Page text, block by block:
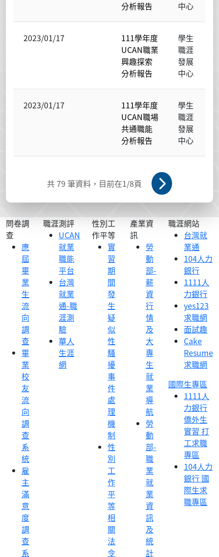
分析報告 中心
2023/01/17
111學年度
UCAN職業
興趣探索
分析報告
學生
職涯
發展
中心
2023/01/17
111學年度
UCAN職場
共通職能
分析報告
學生
職涯
發展
中心
共79 筆資料，目前在1/8頁
問卷調
查
應
屆
畢
業
生
流
向
調
查
畢
業
校
友
流
向
調
查
系
統
雇
主
滿
意
度
調
查
系
職涯測評
UCAN
就業
職能
平台
台灣
就業
通-職
涯測
驗
華人
生涯
網
性別工
作平等
實
習
期
間
發
生
疑
似
性
騷
擾
事
件
處
理
機
制
性
別
工
作
平
等
相
關
法
令
產業資
訊
勞
動
部-
薪
資
行
情
及
大
專
生
就
業
導
航
勞
動
部-
職
業
就
業
資
訊
及
統
計
職涯網站
台灣就
業通
104人力
銀行
1111人
力銀行
yes123
求職網
面試趣
Cake
Resume
求職網
國際生專區
1111人
力銀行
僑外生
實習 打
工求職
專區
104人力
銀行 國
際生求
職專區